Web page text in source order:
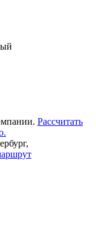
Рассчитать